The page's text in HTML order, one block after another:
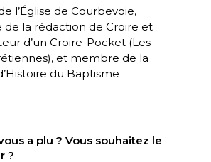
l’Église de Courbevoie,
la rédaction de Croire et
d’un Croire-Pocket (Les
), et membre de la
du Baptisme
a plu ? Vous souhaitez le
?